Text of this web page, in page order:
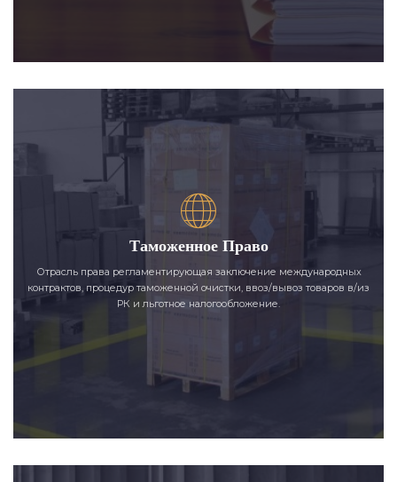
Таможенное Право
Отрасль права регламентирующая заключение международных
контрактов, процедур таможенной очистки, ввоз/вывоз товаров в/из
РК и льготное налогообложение.